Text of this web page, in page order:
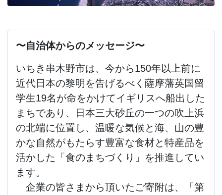
〜自治体からのメッセージ〜
いちき串木野市は、今から150年以上前に
近代日本の黎明を告げるべく薩摩藩英国留
学生19名が命をかけてイギリスへ船出した
まちであり、日本三大砂丘の一つの吹上浜
の北端に位置し、温暖な気候と海、山の豊
かな自然がもたらす豊富な食材と特産品を
活かした「食のまちづくり」を推進してい
ます。
企業の皆さまから頂いたご寄附は、「第